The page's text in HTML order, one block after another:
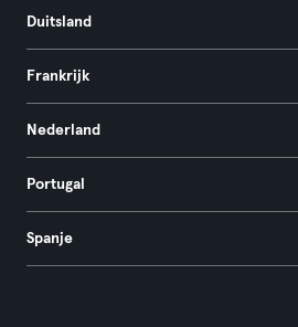
Duitsland
Frankrijk
Nederland
Portugal
Spanje